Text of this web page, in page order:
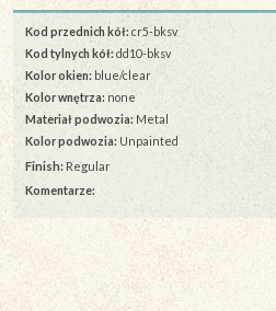
Kod przednich kół: cr5-bksv
Kod tylnych kół:dd10-bksv
Kolor okien: blue/clear
Kolor wnętrza: none
Materiał podwozia: Metal
Kolor podwozia: Unpainted
Finish: Regular
Komentarze: